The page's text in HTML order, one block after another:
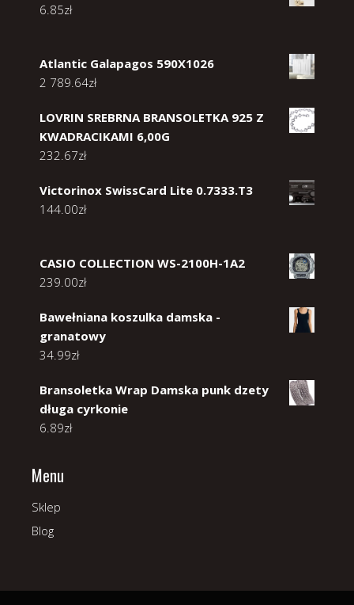
6.85zł
Atlantic Galapagos 590X1026
2 789.64zł
LOVRIN SREBRNA BRANSOLETKA 925 Z
KWADRACIKAMI 6,00G
232.67zł
Victorinox SwissCard Lite 0.7333.T3
144.00zł
CASIO COLLECTION WS-2100H-1A2
239.00zł
Bawełniana koszulka damska -
granatowy
34.99zł
Bransoletka Wrap Damska punk dzety
długa cyrkonie
6.89zł
Menu
Sklep
Blog